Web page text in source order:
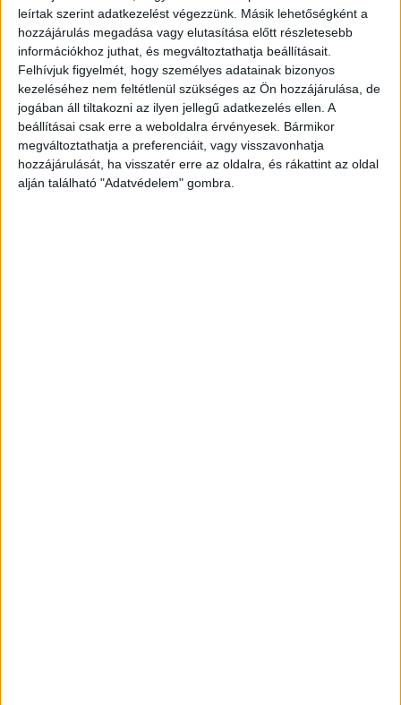
leírtak szerint adatkezelést végezzünk. Másik lehetőségként a
hozzájárulás megadása vagy elutasítása előtt részletesebb
információkhoz juthat, és megváltoztathatja beállításait.
Felhívjuk figyelmét, hogy személyes adatainak bizonyos
kezeléséhez nem feltétlenül szükséges az Ön hozzájárulása, de
jogában áll tiltakozni az ilyen jellegű adatkezelés ellen. A
beállításai csak erre a weboldalra érvényesek. Bármikor
megváltoztathatja a preferenciáit, vagy visszavonhatja
hozzájárulását, ha visszatér erre az oldalra, és rákattint az oldal
alján található "Adatvédelem" gombra.
Covid-19 éve Magyarországon című munkájáért a 39.
Magyar Sajtófotó Pályázaton a MÚOSZ Nagydíját, míg az
André...